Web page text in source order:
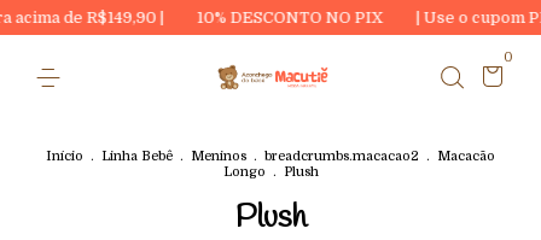
de R$149,90 | 10% DESCONTO NO PIX | Use o cupom
0
Início . Linha Bebê . Meninos . breadcrumbs.macacao2 .
Macacão
Longo
. Plush
Plush